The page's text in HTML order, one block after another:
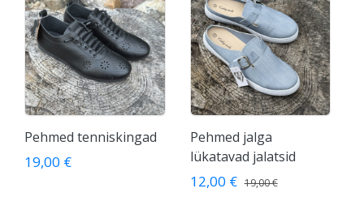
Pehmed tenniskingad
19,00 €
Pehmed jalga
lükatavad jalatsid
12,00 € 19,00 €